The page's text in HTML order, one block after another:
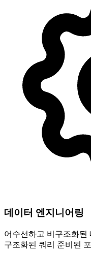
데이터 엔지니어링
어수선하고 비구조화된
구조화된 쿼리 준비된